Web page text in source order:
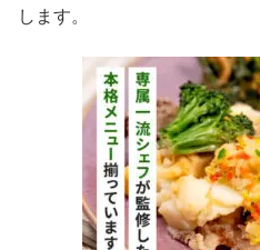
します。